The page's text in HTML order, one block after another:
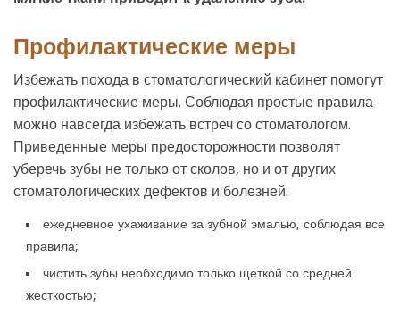
Профилактические меры
Избежать похода в стоматологический кабинет помогут
профилактические меры. Соблюдая простые правила
можно навсегда избежать встреч со стоматологом.
Приведенные меры предосторожности позволят
уберечь зубы не только от сколов, но и от других
стоматологических дефектов и болезней:
ежедневное ухаживание за зубной эмалью, соблюдая все
правила;
чистить зубы необходимо только щеткой со средней
жесткостью;